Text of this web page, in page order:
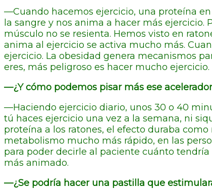
—Cuando hacemos ejercicio, una proteína
la sangre y nos anima a hacer más
músculo no se resienta. Hemos visto en
anima al ejercicio se activa mucho más.
ejercicio. La obesidad genera mecanismos
eres, más peligroso es hacer mucho ejercicio.
—¿Y cómo podemos pisar más ese
—Haciendo ejercicio diario, unos 30 o 40
tú haces ejercicio una vez a la semana, ni
proteína a los ratones, el efecto duraba
metabolismo mucho más rápido, en las
para poder decirle al paciente cuánto
más animado.
—¿Se podría hacer una pastilla que